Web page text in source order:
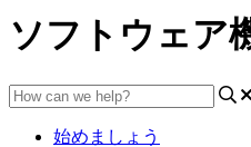
ソフトウェア
始めましょう